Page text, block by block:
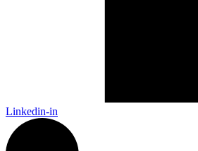
Linkedin-in